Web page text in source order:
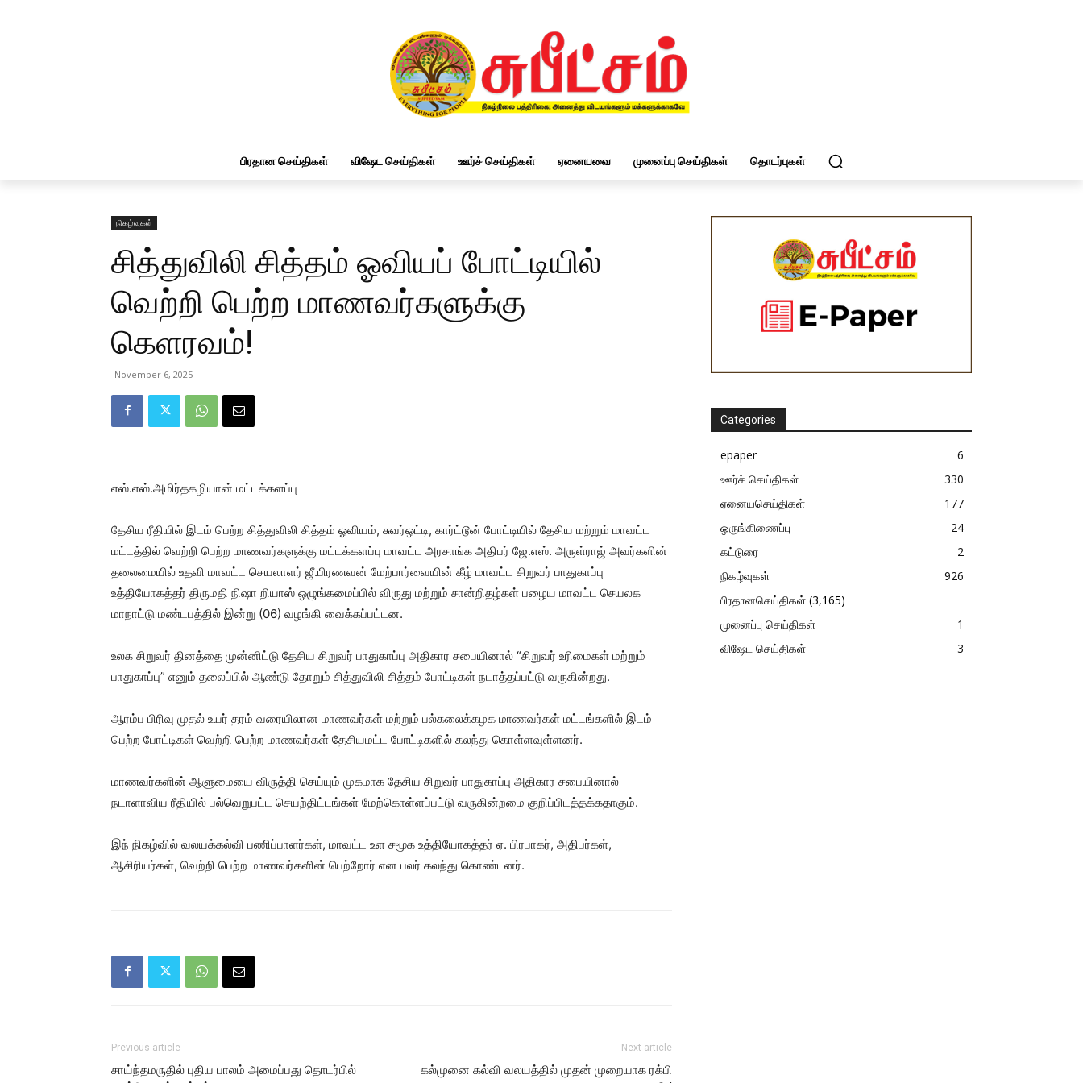
பிரதான செய்திகள் விஷேட செய்திகள் ஊர்ச் செய்திகள் ஏனையவை முனைப்பு செய்திகள் தொடர்புகள்
நிகழ்வுகள்
சித்துவிலி சித்தம் ஓவியப் போட்டியில்
வெற்றி பெற்ற மாணவர்களுக்கு
கெளரவம்!
November 6, 2025
எஸ்.எஸ்.அமிர்தகழியான் மட்டக்களப்பு
தேசிய ரீதியில் இடம் பெற்ற சித்துவிலி சித்தம் ஓவியம், சுவர்ஒட்டி, கார்ட்டூன் போட்டியில் தேசிய மற்றும் மாவட்ட
மட்டத்தில் வெற்றி பெற்ற மாணவர்களுக்கு மட்டக்களப்பு மாவட்ட அரசாங்க அதிபர் ஜே.எஸ். அருள்ராஜ் அவர்களின்
தலைமையில் உதவி மாவட்ட செயலாளர் ஜீ.பிரணவன் மேற்பார்வையின் கீழ் மாவட்ட சிறுவர் பாதுகாப்பு
உத்தியோகத்தர் திருமதி நிஷா றியாஸ் ஒழுங்கமைப்பில் விருது மற்றும் சான்றிதழ்கள் பழைய மாவட்ட செயலக
மாநாட்டு மண்டபத்தில் இன்று (06) வழங்கி வைக்கப்பட்டன.
உலக சிறுவர் தினத்தை முன்னிட்டு தேசிய சிறுவர் பாதுகாப்பு அதிகார சபையினால் “சிறுவர் உரிமைகள் மற்றும்
பாதுகாப்பு” எனும் தலைப்பில் ஆண்டு தோறும் சித்துவிலி சித்தம் போட்டிகள் நடாத்தப்பட்டு வருகின்றது.
ஆரம்ப பிரிவு முதல் உயர் தரம் வரையிலான மாணவர்கள் மற்றும் பல்கலைக்கழக மாணவர்கள் மட்டங்களில் இடம்
பெற்ற போட்டிகள் வெற்றி பெற்ற மாணவர்கள் தேசியமட்ட போட்டிகளில் கலந்து கொள்ளவுள்ளனர்.
மாணவர்களின் ஆளுமையை விருத்தி செய்யும் முகமாக தேசிய சிறுவர் பாதுகாப்பு அதிகார சபையினால்
நடாளாவிய ரீதியில் பல்வெறுபட்ட செயற்திட்டங்கள் மேற்கொள்ளப்பட்டு வருகின்றமை குறிப்பிடத்தக்கதாகும்.
இந் நிகழ்வில் வலயக்கல்வி பணிப்பாளர்கள், மாவட்ட உள சமூக உத்தியோகத்தர் ஏ. பிரபாகர், அதிபர்கள்,
ஆசிரியர்கள், வெற்றி பெற்ற மாணவர்களின் பெற்றோர் என பலர் கலந்து கொண்டனர்.
Previous article
சாய்ந்தமருதில் புதிய பாலம் அமைப்பது தொடர்பில்
Next article
கல்முனை கல்வி வலயத்தில் முதன் முறையாக ரக்பி
Categories
epaper
6
ஊர்ச் செய்திகள்
330
ஏனையசெய்திகள்
177
ஒருங்கிணைப்பு
24
கட்டுரை
2
நிகழ்வுகள்
926
பிரதானசெய்திகள் (3,165)
முனைப்பு செய்திகள்
1
விஷேட செய்திகள்
3